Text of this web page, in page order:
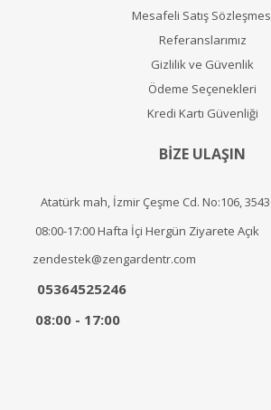
Mesafeli Satış
Referanslarımız
Gizlilik ve Güvenlik
Ödeme Seçenekleri
Kredi Kartı Güvenliği
BİZE ULAŞIN
Atatürk mah, İzmir Çeşme Cd. No:106,
08:00-17:00 Hafta İçi Hergün Ziyarete Açık
zendestek@zengardentr.com
05364525246
08:00 - 17:00